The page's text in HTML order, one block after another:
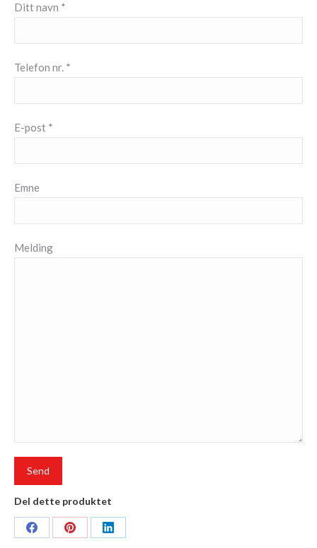
Ditt navn *
Telefon nr. *
E-post *
Emne
Melding
Del dette produktet
Share
Share
Share